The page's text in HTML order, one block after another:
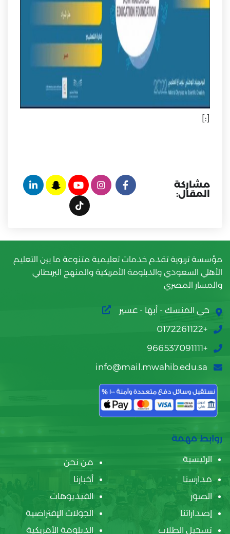
[:]
مشاركة
المقال:
مؤسسة تربوية تقدم خدمات تعليمية متنوعة ما بين التعليم
الأهلي السعودي والدبلومة الأمريكية والمنهج البريطاني
والمسار المصري
حي المنسك - أبها - عسير
+0172261122
+966537091111
info@mail.mwahib.edu.sa
روابط مهمة
الرئيسية
من نحن
مدارسنا
أخبارنا
الصور
الفيديوهات
إصداراتنا
الجولات الإفتراضية
تسجيل الطلاب
الدبلومة الأمريكية